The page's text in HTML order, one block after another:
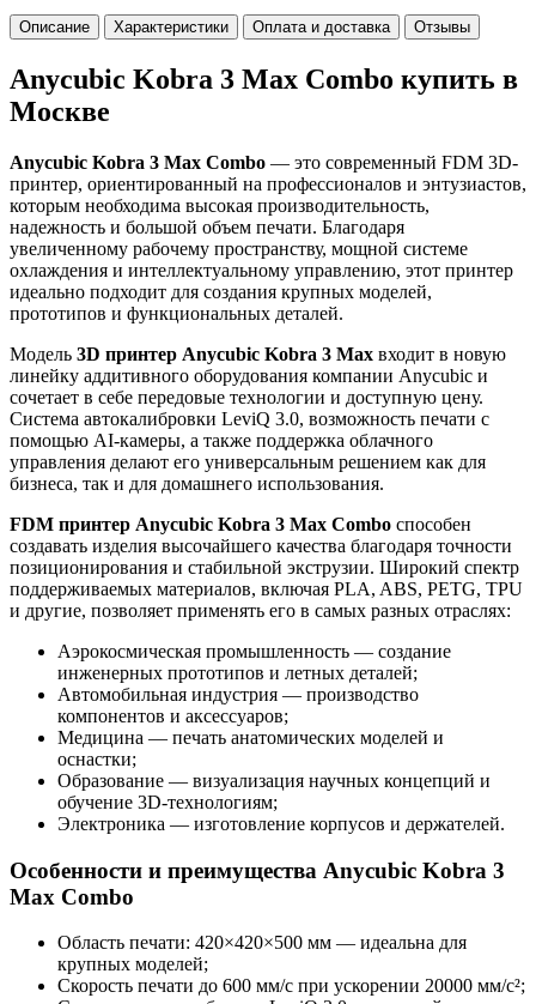
Описание Характеристики Оплата и доставка Отзывы
Anycubic Kobra 3 Max Combo купить в
Москве
Anycubic Kobra 3 Max Combo — это современный FDM 3D-
принтер, ориентированный на профессионалов и энтузиастов,
которым необходима высокая производительность,
надежность и большой объем печати. Благодаря
увеличенному рабочему пространству, мощной системе
охлаждения и интеллектуальному управлению, этот принтер
идеально подходит для создания крупных моделей,
прототипов и функциональных деталей.
Модель 3D принтер Anycubic Kobra 3 Max входит в новую
линейку аддитивного оборудования компании Anycubic и
сочетает в себе передовые технологии и доступную цену.
Система автокалибровки LeviQ 3.0, возможность печати с
помощью AI-камеры, а также поддержка облачного
управления делают его универсальным решением как для
бизнеса, так и для домашнего использования.
FDM принтер Anycubic Kobra 3 Max Combo способен
создавать изделия высочайшего качества благодаря точности
позиционирования и стабильной экструзии. Широкий спектр
поддерживаемых материалов, включая PLA, ABS, PETG, TPU
и другие, позволяет применять его в самых разных отраслях:
Аэрокосмическая промышленность — создание
инженерных прототипов и летных деталей;
Автомобильная индустрия — производство
компонентов и аксессуаров;
Медицина — печать анатомических моделей и
оснастки;
Образование — визуализация научных концепций и
обучение 3D-технологиям;
Электроника — изготовление корпусов и держателей.
Особенности и преимущества Anycubic Kobra 3
Max Combo
Область печати: 420×420×500 мм — идеальна для
крупных моделей;
Скорость печати до 600 мм/с при ускорении 20000 мм/с²;